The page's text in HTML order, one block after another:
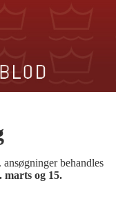
behandles
marts og 15.